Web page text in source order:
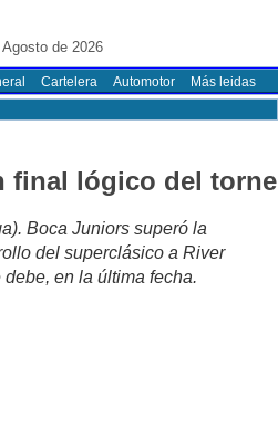
de 2026
Cartelera Automotor Más leidas
final lógico del torne
Boca Juniors superó la
del superclásico a River
en la última fecha.